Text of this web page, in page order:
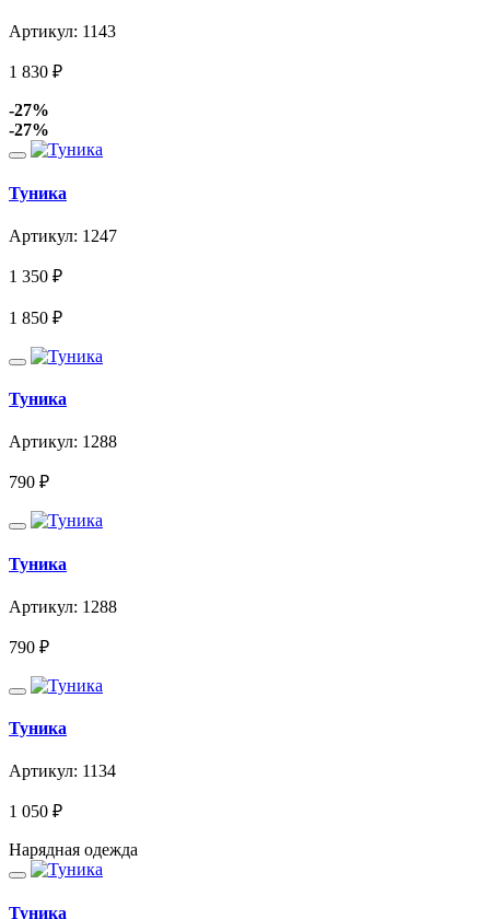
Артикул: 1143
1 830 ₽
-27%
-27%
Туника
Артикул: 1247
1 350 ₽
1 850 ₽
Туника
Артикул: 1288
790 ₽
Туника
Артикул: 1288
790 ₽
Туника
Артикул: 1134
1 050 ₽
Нарядная одежда
Туника